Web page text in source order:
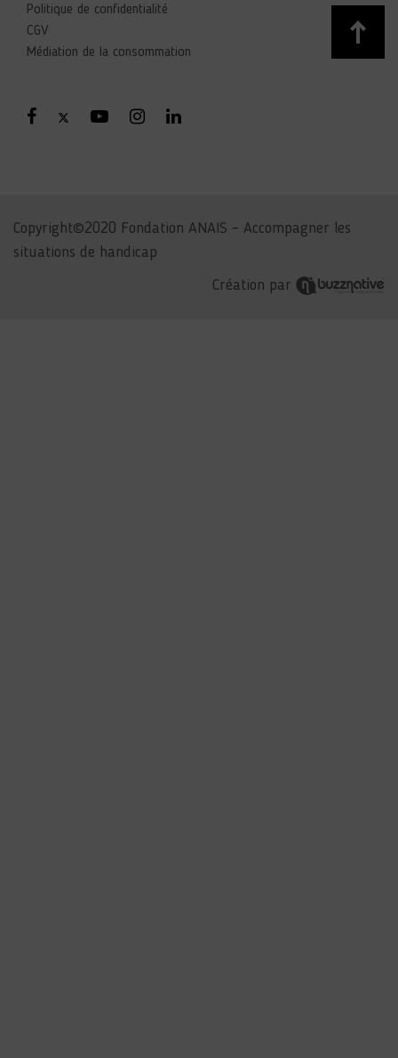
Politique de confidentialité
CGV
Médiation de la consommation
Copyright©2020 Fondation ANAIS – Accompagner les
situations de handicap
Création par